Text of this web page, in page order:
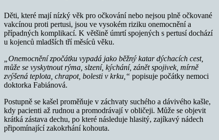
Děti, které mají nízký věk pro očkování nebo nejsou plně očkované
vakcínou proti pertusi, jsou ve vysokém riziku onemocnění a
případných komplikací. K většině úmrtí spojených s pertusí dochází
u kojenců mladších tří měsíců věku.
„Onemocnění zpočátku vypadá jako běžný katar dýchacích cest,
může se vyskytnout rýma, slzení, kýchání, zánět spojivek, mírně
zvýšená teplota, chrapot, bolesti v krku,“ popisuje počátky nemoci
doktorka Fabiánová.
Postupně se kašel proměňuje v záchvaty suchého a dávivého kašle,
kdy pacienti až rudnou a promodrávají v obličeji. Může se objevit
krátká zástava dechu, po které následuje hlasitý, zajíkavý nádech
připomínající zakokrhání kohouta.